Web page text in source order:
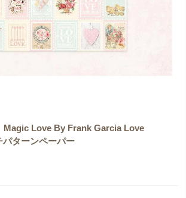
Love By Frank Garcia Love
ターンペーパー